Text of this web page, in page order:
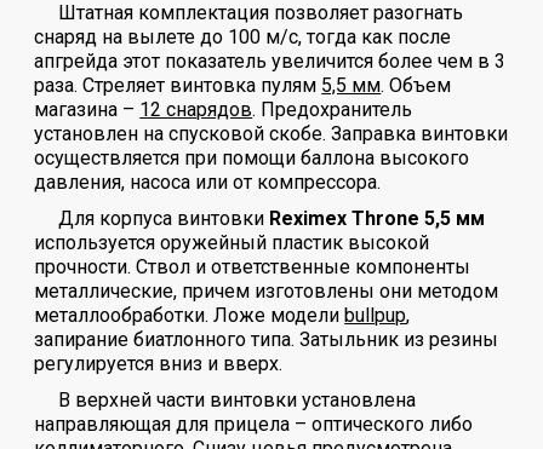
Штатная комплектация позволяет разогнать
снаряд на вылете до 100 м/с, тогда как после
апгрейда этот показатель увеличится более чем в 3
раза. Стреляет винтовка пулям 5,5 мм. Объем
магазина – 12 снарядов. Предохранитель
установлен на спусковой скобе. Заправка винтовки
осуществляется при помощи баллона высокого
давления, насоса или от компрессора.
Для корпуса винтовки Reximex Throne 5,5 мм
используется оружейный пластик высокой
прочности. Ствол и ответственные компоненты
металлические, причем изготовлены они методом
металлообработки. Ложе модели bullpup,
запирание биатлонного типа. Затыльник из резины
регулируется вниз и вверх.
В верхней части винтовки установлена
направляющая для прицела – оптического либо